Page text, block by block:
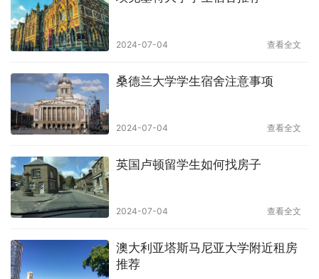
2024-07-04 查看全文
桑德兰大学学生宿舍注意事项
2024-07-04 查看全文
英国卢顿留学生如何找房子
2024-07-04 查看全文
澳大利亚塔斯马尼亚大学附近租房
推荐